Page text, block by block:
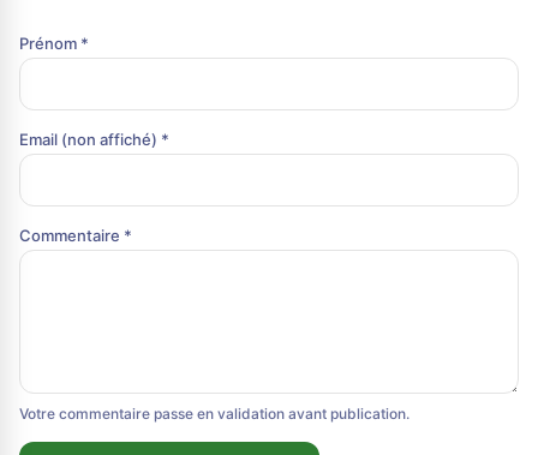
Prénom *
Email (non affiché) *
Commentaire *
Votre commentaire passe en validation avant publication.